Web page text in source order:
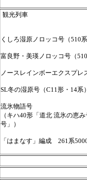
観光列車
くしろ湿原ノロッコ号（510
富良野・美瑛ノロッコ号（
ノースレインボーエクスプレ
SL冬の湿原号（C11形・14系
流氷物語号
（キハ40形「道北 流氷の恵
号」）
「はまなす」編成 261系